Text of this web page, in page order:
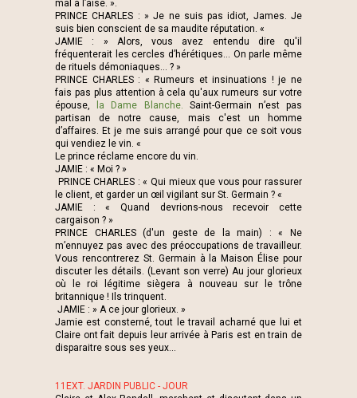
mal à l’aise. ».
PRINCE CHARLES : » Je ne suis pas idiot, James. Je
suis bien conscient de sa maudite réputation. «
JAMIE : » Alors, vous avez entendu dire qu'il
fréquenterait les cercles d’hérétiques... On parle même
de rituels démoniaques... ? »
PRINCE CHARLES : « Rumeurs et insinuations ! je ne
fais pas plus attention à cela qu'aux rumeurs sur votre
épouse, la Dame Blanche. Saint-Germain n’est pas
partisan de notre cause, mais c'est un homme
d’affaires. Et je me suis arrangé pour que ce soit vous
qui vendiez le vin. «
Le prince réclame encore du vin.
JAMIE : « Moi ? »
PRINCE CHARLES : « Qui mieux que vous pour rassurer
le client, et garder un œil vigilant sur St. Germain ? «
JAMIE : « Quand devrions-nous recevoir cette
cargaison ? »
PRINCE CHARLES (d'un geste de la main) : « Ne
m’ennuyez pas avec des préoccupations de travailleur.
Vous rencontrerez St. Germain à la Maison Élise pour
discuter les détails. (Levant son verre) Au jour glorieux
où le roi légitime siègera à nouveau sur le trône
britannique ! Ils trinquent.
JAMIE : » A ce jour glorieux. »
Jamie est consterné, tout le travail acharné que lui et
Claire ont fait depuis leur arrivée à Paris est en train de
disparaitre sous ses yeux...
11EXT. JARDIN PUBLIC - JOUR